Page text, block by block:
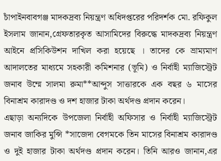
চাঁপাইনবাবগঞ্জ মাদকদ্রব্য নিয়ন্ত্রণ অধিদপ্তরের পরিদর্শক মো. রফিকুল
ইসলাম জানান,গ্রেফতারকৃত আসামিদের বিরুদ্ধে মাদকদ্রব্য নিয়ন্ত্রণ
আইনে প্রসিকিউশন দাখিল করা হয়েছে । তাদের কে ভ্রাম্যমাণ
আদালতের মাধ্যমে সহকারী কমিশনার (ভূমি) ও নির্বাহী ম্যাজিস্ট্রেট
জনাব উম্মে সালমা রুমা**আব্দুস সাত্তারকে এক বছর ৬ মাসের
বিনাশ্রম কারাদণ্ড ও দশ হাজার টাকা অর্থদণ্ড প্রদান করেন।
এছাড়া অন্যদিকে উপজেলা নির্বাহী অফিসার ও নির্বাহী ম্যাজিস্ট্রেট
জনাব জাকির মুন্সি *সাজেদা বেগমকে তিন মাসের বিনাশ্রম কারাদণ্ড
ও দুই হাজার টাকা অর্থদণ্ড প্রদান করেন। তিনি আরও জানান,এর